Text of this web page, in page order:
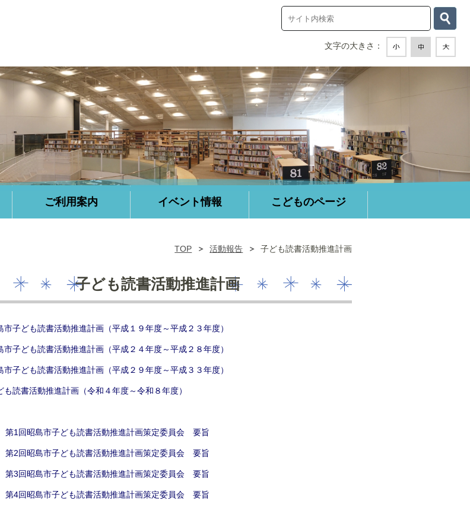
ご利用案内 イベント情報 こどものページ
TOP 活動報告 子ども読書活動推進計画
子ども読書活動推進計画
市子ども読書活動推進計画（平成１９年度～平成２３年度）
市子ども読書活動推進計画（平成２４年度～平成２８年度）
市子ども読書活動推進計画（平成２９年度～平成３３年度）
も読書活動推進計画（令和４年度～令和８年度）
1回昭島市子ども読書活動推進計画策定委員会 要旨
2回昭島市子ども読書活動推進計画策定委員会 要旨
3回昭島市子ども読書活動推進計画策定委員会 要旨
4回昭島市子ども読書活動推進計画策定委員会 要旨